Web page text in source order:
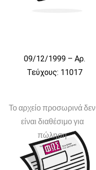
09/12/1999 – Αρ.
Τεύχους: 11017
Το αρχείο προσωρινά δεν
είναι διαθέσιμο για
πώληση